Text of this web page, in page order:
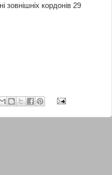
зовнішніх кордонів 29